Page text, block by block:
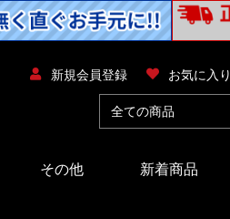
新規会員登録 お気に入り
その他 新着商品